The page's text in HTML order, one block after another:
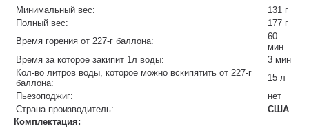
Минимальный вес:
131 г
Полный вес:
177 г
Время горения от 227-г баллона:
60
мин
Время за которое закипит 1л воды:
3 мин
Кол-во литров воды, которое можно вскипятить от 227-г
баллона:
15 л
Пьезоподжиг:
нет
Страна производитель:
США
Комплектация: